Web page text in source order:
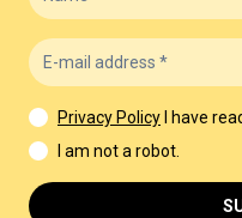
Privacy Policy
I have
I am not a robot.